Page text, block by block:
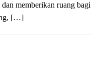
memberikan ruang bagi
[…]